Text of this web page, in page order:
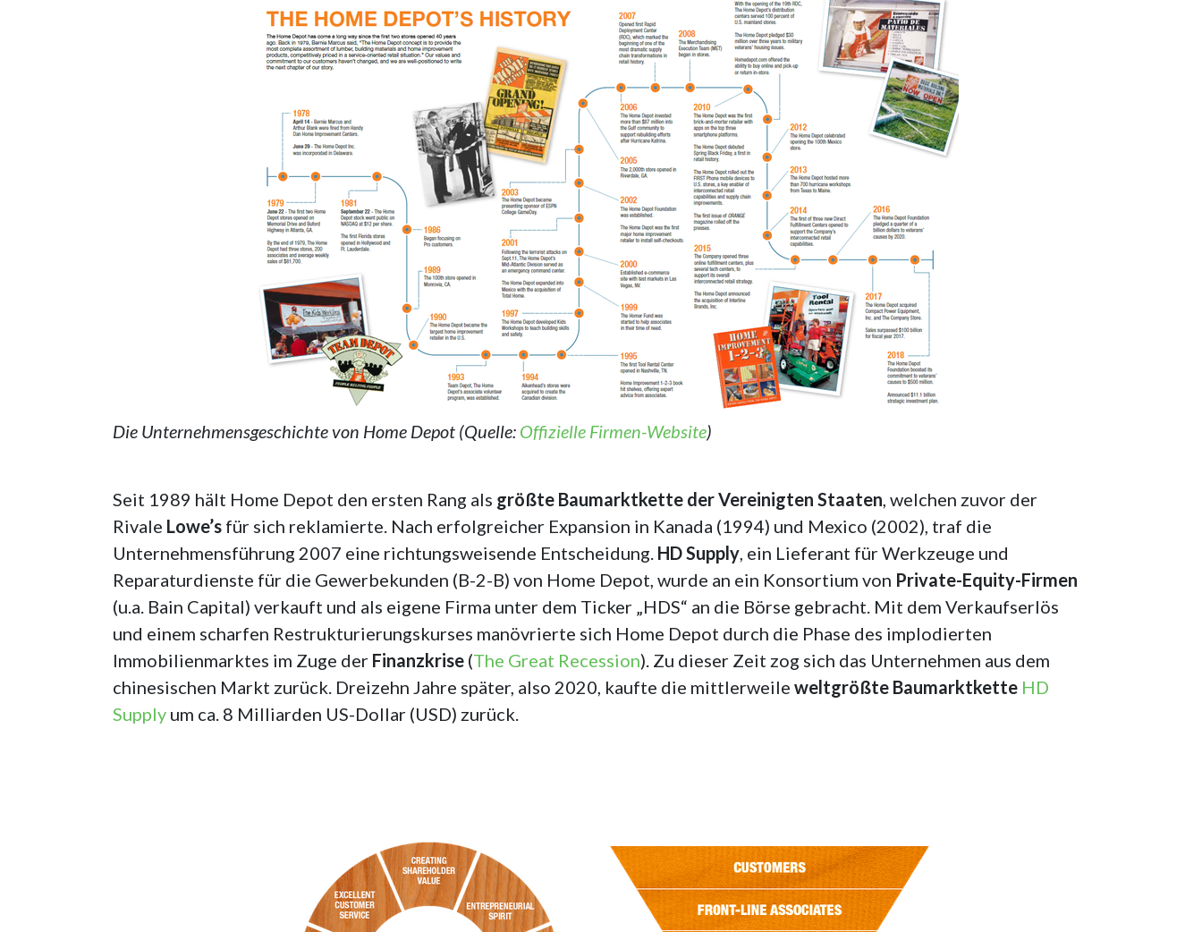
Die Unternehmensgeschichte von Home Depot (Quelle: Offizielle Firmen-Website)
Seit 1989 hält Home Depot den ersten Rang als größte Baumarktkette der Vereinigten Staaten, welchen zuvor der
Rivale Lowe’s für sich reklamierte. Nach erfolgreicher Expansion in Kanada (1994) und Mexico (2002), traf die
Unternehmensführung 2007 eine richtungsweisende Entscheidung. HD Supply, ein Lieferant für Werkzeuge und
Reparaturdienste für die Gewerbekunden (B-2-B) von Home Depot, wurde an ein Konsortium von Private-Equity-Firmen
(u.a. Bain Capital) verkauft und als eigene Firma unter dem Ticker „HDS“ an die Börse gebracht. Mit dem Verkaufserlös
und einem scharfen Restrukturierungskurses manövrierte sich Home Depot durch die Phase des implodierten
Immobilienmarktes im Zuge der Finanzkrise (The Great Recession). Zu dieser Zeit zog sich das Unternehmen aus dem
chinesischen Markt zurück. Dreizehn Jahre später, also 2020, kaufte die mittlerweile weltgrößte Baumarktkette HD
Supply um ca. 8 Milliarden US-Dollar (USD) zurück.